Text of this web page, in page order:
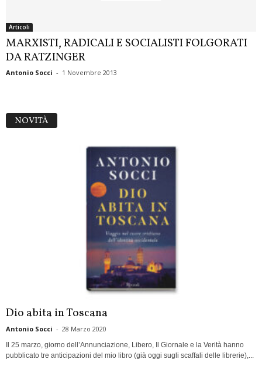
Articoli
MARXISTI, RADICALI E SOCIALISTI FOLGORATI
DA RATZINGER
Antonio Socci - 1 Novembre 2013
NOVITÀ
Dio abita in Toscana
Antonio Socci - 28 Marzo 2020
Il 25 marzo, giorno dell’Annunciazione, Libero, Il Giornale e la Verità hanno
pubblicato tre anticipazioni del mio libro (già oggi sugli scaffali delle librerie),...